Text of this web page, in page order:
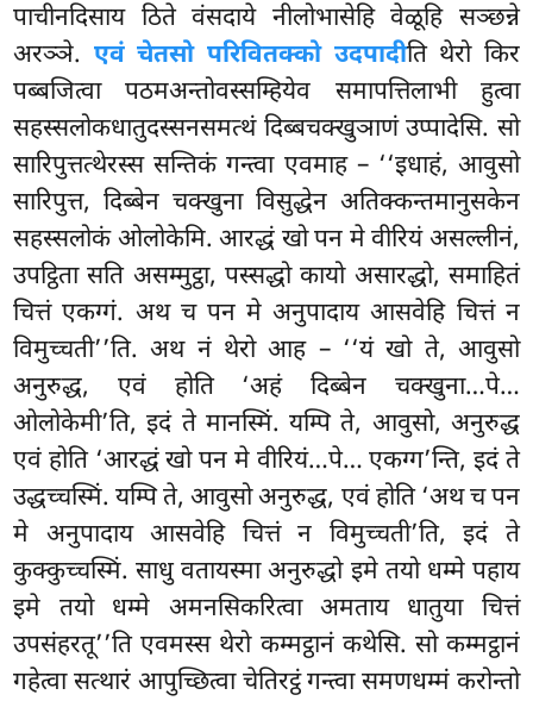
पाचीनदिसाय ठिते वंसदाये नीलोभासेहि वेळूहि सञ्छन्ने
अरञ्ञे. एवं चेतसो परिवितक्को उदपादीति थेरो किर
पब्बजित्वा पठमअन्तोवस्सम्हियेव समापत्तिलाभी हुत्वा
सहस्सलोकधातुदस्सनसमत्थं दिब्बचक्खुञाणं उप्पादेसि. सो
सारिपुत्तत्थेरस्स सन्तिकं गन्त्वा एवमाह – ‘‘इधाहं, आवुसो
सारिपुत्त, दिब्बेन चक्खुना विसुद्धेन अतिक्कन्तमानुसकेन
सहस्सलोकं ओलोकेमि. आरद्धं खो पन मे वीरियं असल्लीनं,
उपट्ठिता सति असम्मुट्ठा, पस्सद्धो कायो असारद्धो, समाहितं
चित्तं एकग्गं. अथ च पन मे अनुपादाय आसवेहि चित्तं न
विमुच्चती’’ति. अथ नं थेरो आह – ‘‘यं खो ते, आवुसो
अनुरुद्ध, एवं होति ‘अहं दिब्बेन चक्खुना…पे…
ओलोकेमी’ति, इदं ते मानस्मिं. यम्पि ते, आवुसो, अनुरुद्ध
एवं होति ‘आरद्धं खो पन मे वीरियं…पे… एकग्ग’न्ति, इदं ते
उद्धच्चस्मिं. यम्पि ते, आवुसो अनुरुद्ध, एवं होति ‘अथ च पन
मे अनुपादाय आसवेहि चित्तं न विमुच्चती’ति, इदं ते
कुक्कुच्चस्मिं. साधु वतायस्मा अनुरुद्धो इमे तयो धम्मे पहाय
इमे तयो धम्मे अमनसिकरित्वा अमताय धातुया चित्तं
उपसंहरतू’’ति एवमस्स थेरो कम्मट्ठानं कथेसि. सो कम्मट्ठानं
गहेत्वा सत्थारं आपुच्छित्वा चेतिरट्ठं गन्त्वा समणधम्मं करोन्तो